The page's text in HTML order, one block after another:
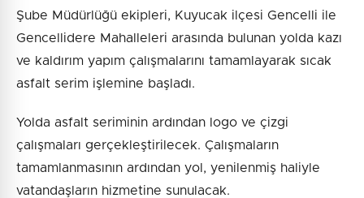
Şube Müdürlüğü ekipleri, Kuyucak ilçesi Gencelli ile
Gencellidere Mahalleleri arasında bulunan yolda kazı
ve kaldırım yapım çalışmalarını tamamlayarak sıcak
asfalt serim işlemine başladı.
Yolda asfalt seriminin ardından logo ve çizgi
çalışmaları gerçekleştirilecek. Çalışmaların
tamamlanmasının ardından yol, yenilenmiş haliyle
vatandaşların hizmetine sunulacak.